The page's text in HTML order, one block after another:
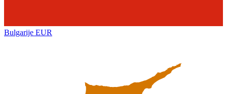
Bulgarije EUR